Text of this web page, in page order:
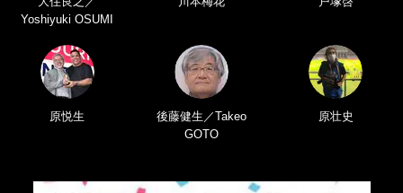
Yoshiyuki OSUMI
原悦生
後藤健生／Takeo
GOTO
原壮史